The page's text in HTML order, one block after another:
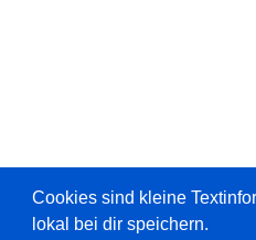
Cookies sind kleine
lokal bei dir speichern.